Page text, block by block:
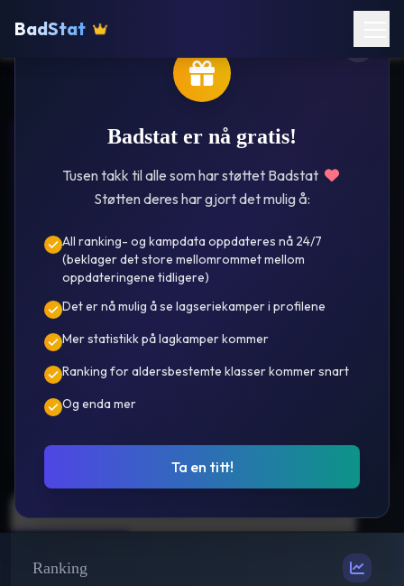
Badstat er nå gratis!
Tusen takk til alle som har støttet Badstat
Støtten deres har gjort det mulig å:
All ranking- og kampdata oppdateres nå 24/7
(beklager det store mellomrommet mellom
oppdateringene tidligere)
Det er nå mulig å se lagseriekamper i profilene
Mer statistikk på lagkamper kommer
Ranking for aldersbestemte klasser kommer snart
Og enda mer
Ta en titt!
BadStat
Sondre
Flakstad
År i oversikt 25/26 🌟
Ranking